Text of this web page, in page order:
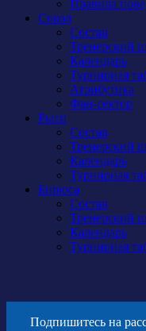
Правила
Сокол
Состав
Тренерский
Календарь
Турнирная
Атрибутика
Фан-сектор
Рыси
Состав
Тренерский
Календарь
Турнирная
Бирюса
Состав
Тренерский
Календарь
Турнирная
Подпишитесь на